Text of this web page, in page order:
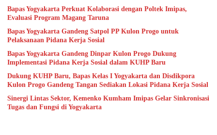
Bapas Yogyakarta Perkuat Kolaborasi dengan Poltek Imipas,
Evaluasi Program Magang Taruna
Bapas Yogyakarta Gandeng Satpol PP Kulon Progo untuk
Pelaksanaan Pidana Kerja Sosial
Bapas Yogyakarta Gandeng Dinpar Kulon Progo Dukung
Implementasi Pidana Kerja Sosial dalam KUHP Baru
Dukung KUHP Baru, Bapas Kelas I Yogyakarta dan Disdikpora
Kulon Progo Gandeng Tangan Sediakan Lokasi Pidana Kerja Sosial
Sinergi Lintas Sektor, Kemenko Kumham Imipas Gelar Sinkronisasi
Tugas dan Fungsi di Yogyakarta